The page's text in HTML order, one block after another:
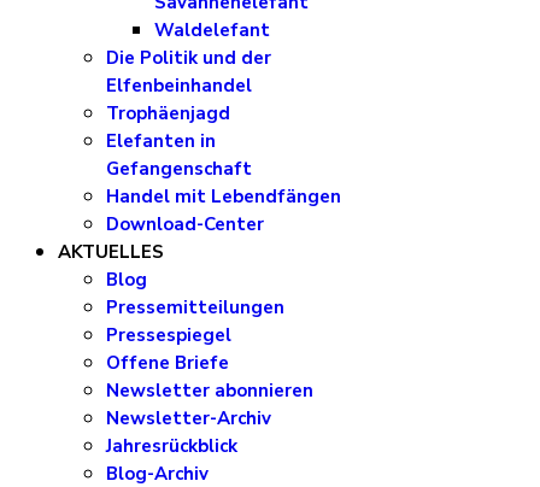
Waldelefant
Die Politik und der
Elfenbeinhandel
Trophäenjagd
Elefanten in
Gefangenschaft
Handel mit Lebendfängen
Download-Center
AKTUELLES
Blog
Pressemitteilungen
Pressespiegel
Offene Briefe
Newsletter abonnieren
Newsletter-Archiv
Jahresrückblick
Blog-Archiv